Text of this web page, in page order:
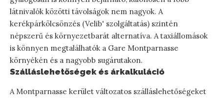
látnivalók közötti távolságok nem nagyok. A
kerékpárkölcsönzés (Velib' szolgáltatás) szintén
népszerű és környezetbarát alternatíva. A taxiállomások
is könnyen megtalálhatók a Gare Montparnasse
környékén és a nagyobb sugárutakon.
Szálláslehetőségek és árkalkuláció
A Montparnasse kerület változatos szálláslehetőségeket